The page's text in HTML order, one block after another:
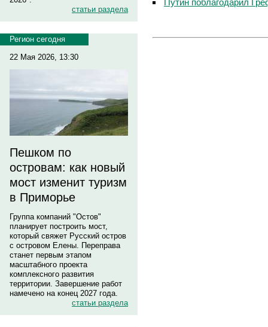
статьи раздела
Регион сегодня
22 Мая 2026, 13:30
Пешком по
островам: как новый
мост изменит туризм
в Приморье
Группа компаний "Остов"
планирует построить мост,
который свяжет Русский остров
с островом Елены. Переправа
станет первым этапом
масштабного проекта
комплексного развития
территории. Завершение работ
намечено на конец 2027 года.
статьи раздела